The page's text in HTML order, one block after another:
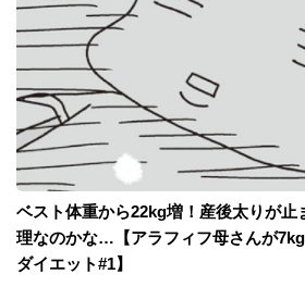
ベスト体重から22kg増！産後太りが止
理なのかな…【アラフィフ母さんが
ダイエット#1】